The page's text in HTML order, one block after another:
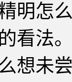
明怎
看法
未尝